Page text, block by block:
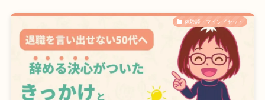
体験談・マインドセット